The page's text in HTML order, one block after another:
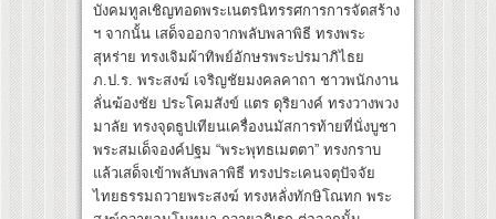
บังคมทูลเชิญทอดพระเนตรนิทรรศการการจัดสร้าง
ฯ จากนั้น เสด็จออกจากพลับพลาพิธี ทรงพระ
สุหร่าย ทรงเจิมผ้าทิพย์อักษรพระปรมาภิไธย
ภ.ป.ร. พระสงฆ์ เจริญชัยมงคลคาถา ชาวพนักงาน
ลั่นฆ้องชัย ประโคมสังข์ แตร ดุริยางค์ ทรงวางพวง
มาลัย ทรงจุดธูปเทียนเครื่องนมัสการท้ายที่นั่งบูชา
พระสมเด็จองค์ปฐม “พระพุทธเมตตา” ทรงกราบ
แล้วเสด็จเข้าพลับพลาพิธี ทรงประเคนจตุปัจจัย
ไทยธรรมถวายพระสงฆ์ ทรงหลั่งทักษิโณทก พระ